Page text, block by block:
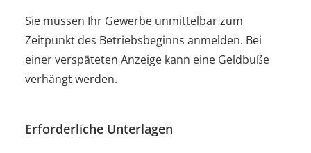
Sie müssen Ihr Gewerbe unmittelbar zum
Zeitpunkt des Betriebsbeginns anmelden. Bei
einer verspäteten Anzeige kann eine Geldbuße
verhängt werden.
Erforderliche Unterlagen